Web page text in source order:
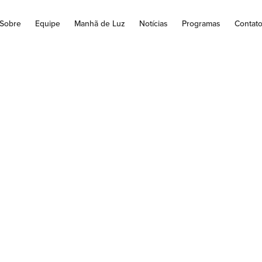
Sobre Equipe Manhã de Luz Notícias Programas Contato